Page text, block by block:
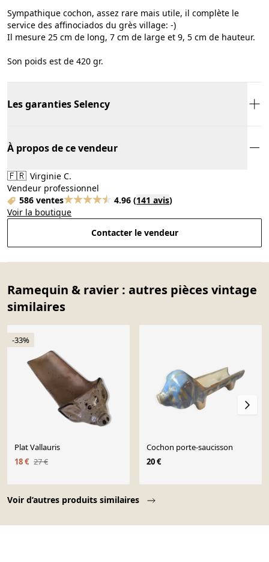
Sympathique cochon, assez rare mais utile, il complète le
service des affinociados du grès village: -)
Il mesure 25 cm de long, 7 cm de large et 9, 5 cm de hauteur.
Son poids est de 420 gr.
Les garanties Selency
À propos de ce vendeur
🇫🇷 Virginie C.
Vendeur professionnel
586 ventes
4.96 (141 avis)
Voir la boutique
Contacter le vendeur
Ramequin & ravier : autres pièces vintage
similaires
Voir d’autres produits similaires
-33%
Plat Vallauris
18 € 27 €
Cochon porte-saucisson
20 €